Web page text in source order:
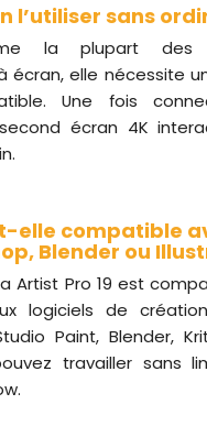
l’utiliser sans
la plupart des
écran, elle nécessite
Une fois
écran 4K
elle compatible
Blender ou
Artist Pro 19 est
logiciels de
Paint, Blender,
travailler sans